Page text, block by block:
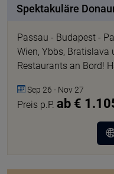
Spektakuläre
Passau - Budapest -
Wien, Ybbs, Bratislava
Restaurants an Bord!
Sep 26 - Nov 27
Preis p.P. ab €